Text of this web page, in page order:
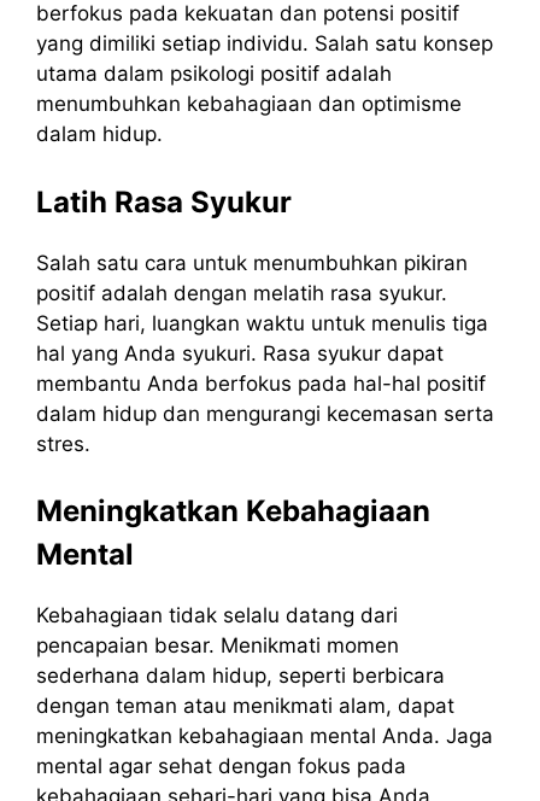
berfokus pada kekuatan dan potensi positif
yang dimiliki setiap individu. Salah satu konsep
utama dalam psikologi positif adalah
menumbuhkan kebahagiaan dan optimisme
dalam hidup.
Latih Rasa Syukur
Salah satu cara untuk menumbuhkan pikiran
positif adalah dengan melatih rasa syukur.
Setiap hari, luangkan waktu untuk menulis tiga
hal yang Anda syukuri. Rasa syukur dapat
membantu Anda berfokus pada hal-hal positif
dalam hidup dan mengurangi kecemasan serta
stres.
Meningkatkan Kebahagiaan
Mental
Kebahagiaan tidak selalu datang dari
pencapaian besar. Menikmati momen
sederhana dalam hidup, seperti berbicara
dengan teman atau menikmati alam, dapat
meningkatkan kebahagiaan mental Anda. Jaga
mental agar sehat dengan fokus pada